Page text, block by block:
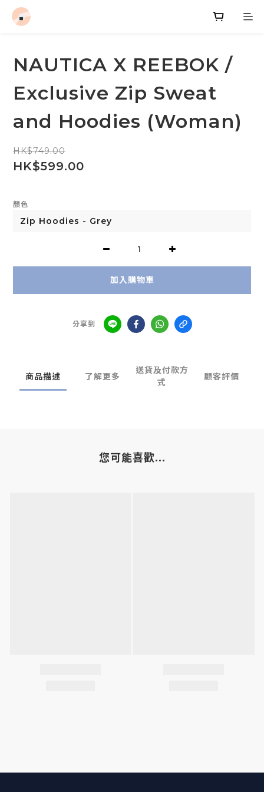
NAUTICA X REEBOK /
Exclusive Zip Sweat
and Hoodies (Woman)
HK$749.00
HK$599.00
顏色
加入購物車
分享到
商品描述 了解更多
送貨及付款方
式
顧客評價
您可能喜歡...